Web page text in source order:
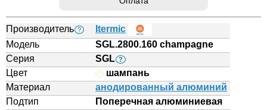
Производитель ?
Itermic
Модель
SGL.2800.160 champagne
Серия
SGL ?
Цвет
шампань
Материал
анодированный алюминий
Подтип
Поперечная алюминиевая